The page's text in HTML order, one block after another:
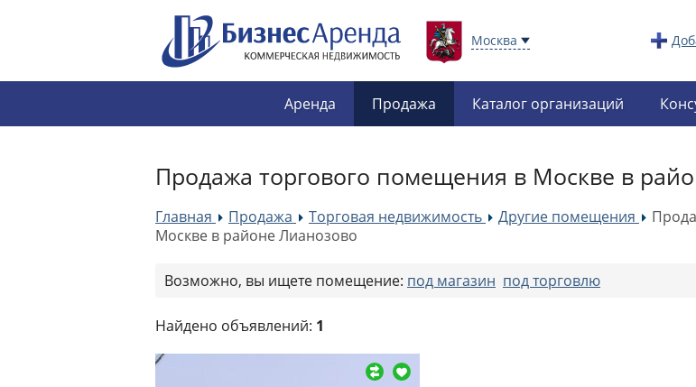
Москва
Аренда Продажа Каталог организаций
Продажа торгового помещения в Москве в
Главная »Продажа »
Торговая недвижимость »
Другие помещения »
Москве в районе Лианозово
Возможно, вы ищете помещение: под магазин под торговлю
Найдено объявлений: 1